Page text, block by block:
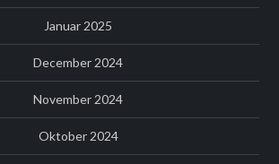
Januar 2025
December 2024
November 2024
Oktober 2024